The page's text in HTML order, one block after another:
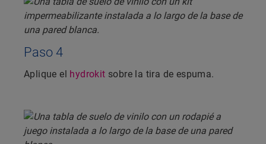
Paso 4
Aplique el hydrokit sobre la tira de espuma.